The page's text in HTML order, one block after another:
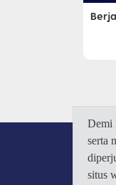
Demi
serta
situs